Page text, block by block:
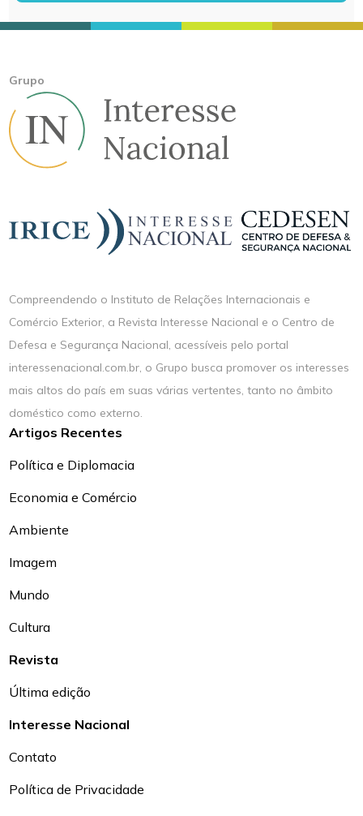
Grupo
Compreendendo o Instituto de Relações Internacionais e
Comércio Exterior, a Revista Interesse Nacional e o Centro de
Defesa e Segurança Nacional, acessíveis pelo portal
interessenacional.com.br, o Grupo busca promover os interesses
mais altos do país em suas várias vertentes, tanto no âmbito
doméstico como externo.
Artigos Recentes
Política e Diplomacia
Economia e Comércio
Ambiente
Imagem
Mundo
Cultura
Revista
Última edição
Interesse Nacional
Contato
Política de Privacidade